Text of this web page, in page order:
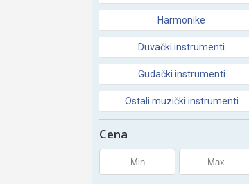
Harmonike
Duvački instrumenti
Gudački instrumenti
Ostali muzički instrumenti
Cena